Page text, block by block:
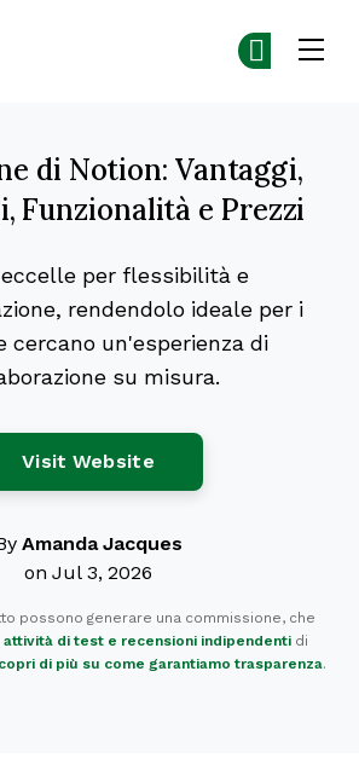
di Notion: Vantaggi,
Funzionalità e Prezzi
per flessibilità e
rendendolo ideale per i
cercano un'esperienza di
su misura.
Visit Website
Amanda Jacques
on Jul 3, 2026
possono generare una commissione, che
attività di test e recensioni indipendenti di
di più su come garantiamo trasparenza.